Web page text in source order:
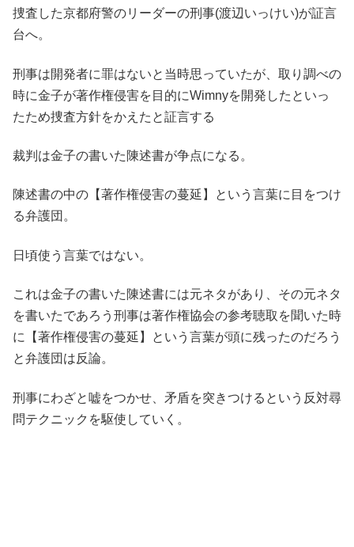
捜査した京都府警のリーダーの刑事(渡辺いっけい)が証言
台へ。
刑事は開発者に罪はないと当時思っていたが、取り調べの
時に金子が著作権侵害を目的にWimnyを開発したといっ
たため捜査方針をかえたと証言する
裁判は金子の書いた陳述書が争点になる。
陳述書の中の【著作権侵害の蔓延】という言葉に目をつけ
る弁護団。
日頃使う言葉ではない。
これは金子の書いた陳述書には元ネタがあり、その元ネタ
を書いたであろう刑事は著作権協会の参考聴取を聞いた時
に【著作権侵害の蔓延】という言葉が頭に残ったのだろう
と弁護団は反論。
刑事にわざと嘘をつかせ、矛盾を突きつけるという反対尋
問テクニックを駆使していく。